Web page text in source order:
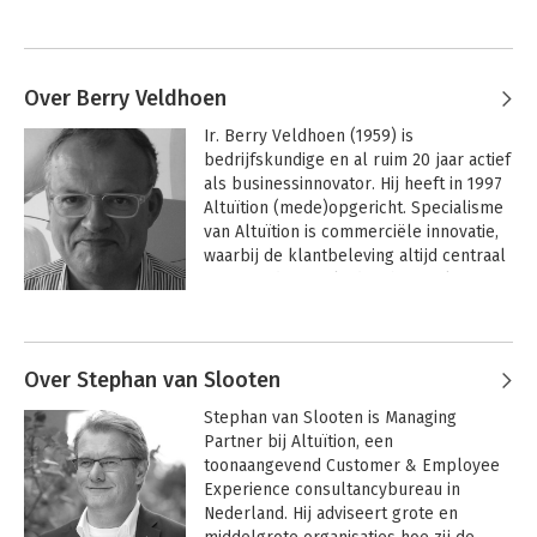
Over Berry Veldhoen
Ir. Berry Veldhoen (1959) is
bedrijfskundige en al ruim 20 jaar actief
als businessinnovator. Hij heeft in 1997
Altuïtion (mede)opgericht. Specialisme
van Altuïtion is commerciële innovatie,
waarbij de klantbeleving altijd centraal
onbewuste) beleving van de klanten
maken, te visualiseren en te
analyseren. Samen een aantal grote
Nederlandse ondernemingen worden
innovatieve, slimme commerciële
proposities, processen en
Over Stephan van Slooten
Stephan van Slooten is Managing
Partner bij Altuïtion, een
toonaangevend Customer & Employee
Experience consultancybureau in
Nederland. Hij adviseert grote en